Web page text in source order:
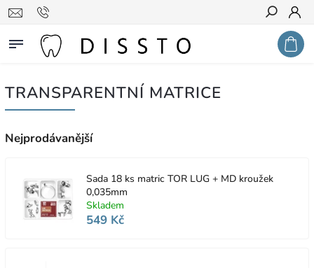
Hledat
TRANSPARENTNÍ MATRICE
Nejprodávanější
Sada 18 ks matric TOR LUG + MD kroužek
0,035mm
Skladem
549 Kč